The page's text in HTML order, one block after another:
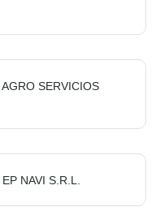
AGRO SERVICIOS
EP NAVI S.R.L.